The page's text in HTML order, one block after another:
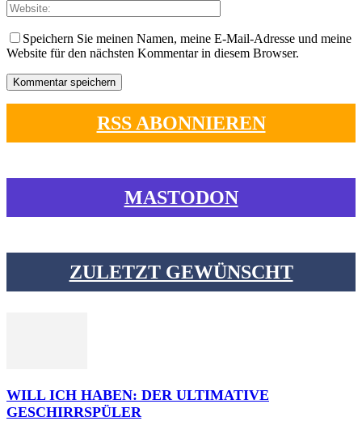
Speichern Sie meinen Namen, meine E-Mail-Adresse und meine
Website für den nächsten Kommentar in diesem Browser.
RSS ABONNIEREN
MASTODON
ZULETZT GEWÜNSCHT
WILL ICH HABEN: DER ULTIMATIVE
GESCHIRRSPÜLER